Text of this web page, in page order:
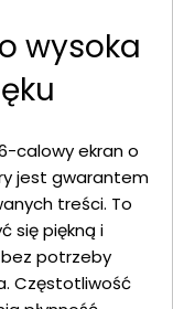
wysoka
calowy ekran o
jest gwarantem
treści. To
się piękną i
potrzeby
Częstotliwość